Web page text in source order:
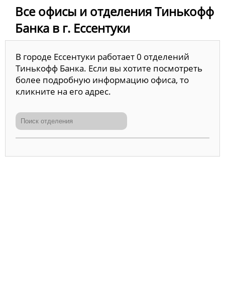
Все офисы и отделения Тинькофф
Банка в г. Ессентуки
В городе Ессентуки работает 0 отделений
Тинькофф Банка. Если вы хотите посмотреть
более подробную информацию офиса, то
кликните на его адрес.